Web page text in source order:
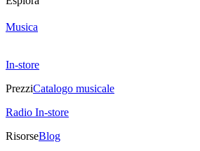
Musica
In-store
PrezziCatalogo musicale
Radio In-store
RisorseBlog